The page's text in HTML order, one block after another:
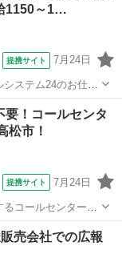
1150～1…
提携サイト 7月24日
システム24のお仕事
なたのライフスタイ
要！コールセンタ
松市！
提携サイト 7月24日
コールセンター！
たのライフスタイ
売会社での広報